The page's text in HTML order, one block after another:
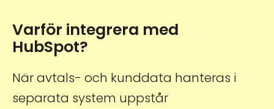
Varför integrera med
HubSpot?
När avtals- och kunddata hanteras i
separata system uppstår